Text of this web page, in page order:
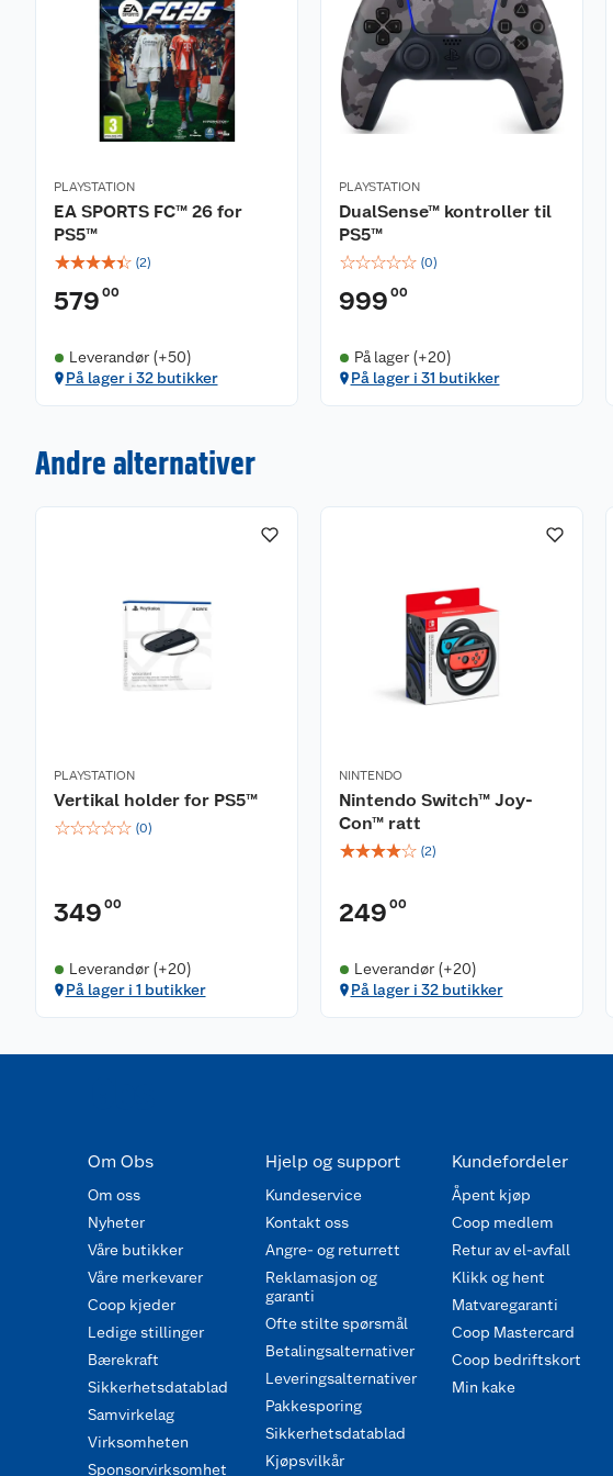
PLAYSTATION
EA SPORTS FC™ 26 for
PS5™
☆☆☆☆☆ (2)
579 00
Leverandør (+50)
På lager i 32 butikker
PLAYSTATION
DualSense™ kontroller til
PS5™
☆☆☆☆☆ (0)
999 00
På lager (+20)
På lager i 31 butikker
Andre alternativer
PLAYSTATION
Vertikal holder for PS5™
☆☆☆☆☆ (0)
349 00
Leverandør (+20)
På lager i 1 butikker
NINTENDO
Nintendo Switch™ Joy-
Con™ ratt
☆☆☆☆☆ (2)
249 00
Leverandør (+20)
På lager i 32 butikker
Om Obs
Om oss
Nyheter
Våre butikker
Våre merkevarer
Coop kjeder
Ledige stillinger
Bærekraft
Sikkerhetsdatablad
Samvirkelag
Virksomheten
Sponsorvirksomhet
Hjelp og support
Kundeservice
Kontakt oss
Angre- og returrett
Reklamasjon og
garanti
Ofte stilte spørsmål
Betalingsalternativer
Leveringsalternativer
Pakkesporing
Sikkerhetsdatablad
Kjøpsvilkår
Kundefordeler
Åpent kjøp
Coop medlem
Retur av el-avfall
Klikk og hent
Matvaregaranti
Coop Mastercard
Coop bedriftskort
Min kake